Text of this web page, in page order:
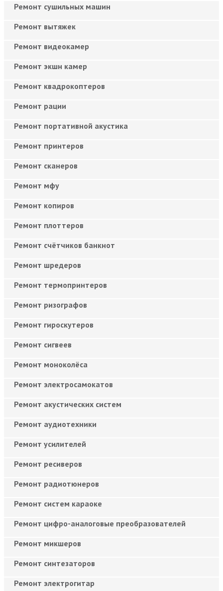
Ремонт сушильных машин
Ремонт вытяжек
Ремонт видеокамер
Ремонт экшн камер
Ремонт квадрокоптеров
Ремонт рации
Ремонт портативной акустика
Ремонт принтеров
Ремонт сканеров
Ремонт мфу
Ремонт копиров
Ремонт плоттеров
Ремонт счётчиков банкнот
Ремонт шредеров
Ремонт термопринтеров
Ремонт ризографов
Ремонт гироскутеров
Ремонт сигвеев
Ремонт моноколёса
Ремонт электросамокатов
Ремонт акустических систем
Ремонт аудиотехники
Ремонт усилителей
Ремонт ресиверов
Ремонт радиотюнеров
Ремонт систем караоке
Ремонт цифро-аналоговые преобразователей
Ремонт микшеров
Ремонт синтезаторов
Ремонт электрогитар